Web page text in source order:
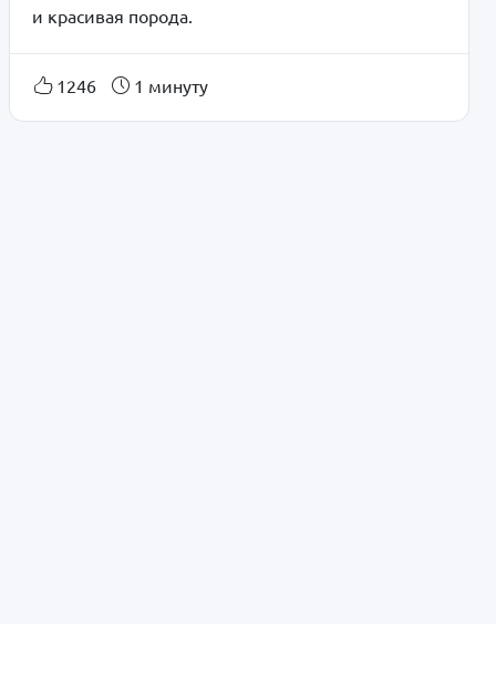
и красивая порода.
1246 1 минуту